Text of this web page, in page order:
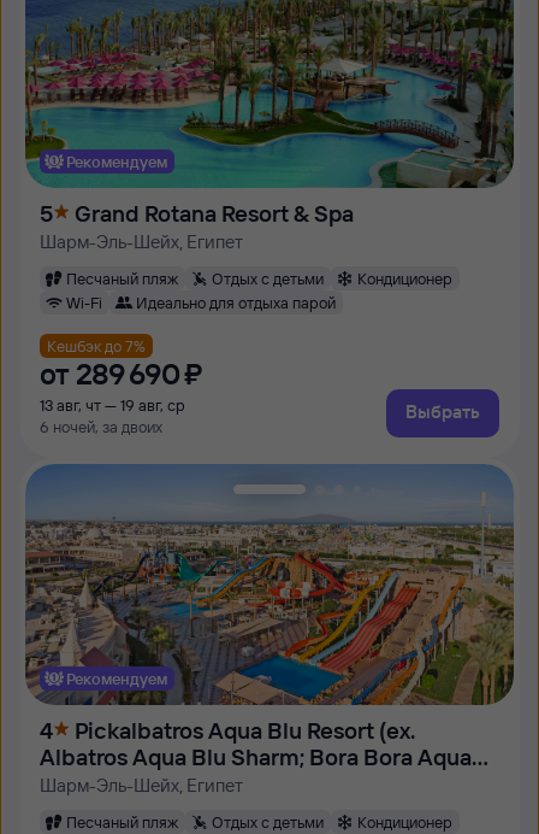
Рекомендуем
5 Grand Rotana Resort & Spa
Шарм-Эль-Шейх, Египет
Песчаный пляж Отдых с детьми
Кондиционер
Wi-Fi
Идеально для отдыха парой
Кешбэк до 7%
от 289 ⁠690 ⁠₽
13 авг, чт — 19 авг, ср
6 ночей, за двоих
Выбрать
Рекомендуем
4
Pickalbatros Aqua Blu Resort (ex.
Albatros Aqua Blu Sharm; Bora Bora Aqua
Park)
Шарм-Эль-Шейх, Египет
Песчаный пляж Отдых с детьми
Кондиционер